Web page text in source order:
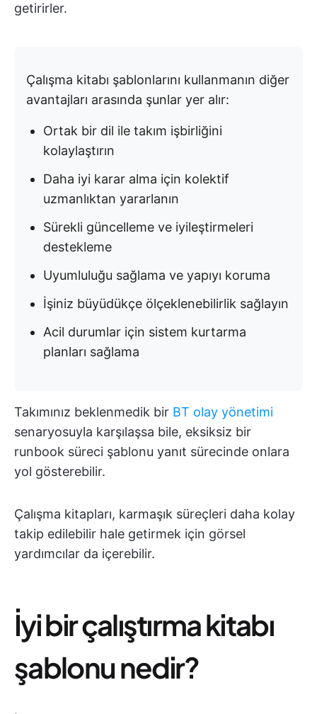
getirirler.
Çalışma kitabı şablonlarını kullanmanın diğer
avantajları arasında şunlar yer alır:
Ortak bir dil ile takım işbirliğini
kolaylaştırın
Daha iyi karar alma için kolektif
uzmanlıktan yararlanın
Sürekli güncelleme ve iyileştirmeleri
destekleme
Uyumluluğu sağlama ve yapıyı koruma
İşiniz büyüdükçe ölçeklenebilirlik sağlayın
Acil durumlar için sistem kurtarma
planları sağlama
Takımınız beklenmedik bir BT olay yönetimi
senaryosuyla karşılaşsa bile, eksiksiz bir
runbook süreci şablonu yanıt sürecinde onlara
yol gösterebilir.
Çalışma kitapları, karmaşık süreçleri daha kolay
takip edilebilir hale getirmek için görsel
yardımcılar da içerebilir.
İyi bir çalıştırma kitabı
şablonu nedir?